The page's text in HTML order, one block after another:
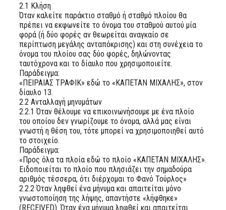
2.1 Κλήση
Όταν καλείτε παράκτιο σταθμό ή σταθμό πλοίου θα
πρέπει να εκφωνείτε το όνομα του σταθμού αυτού μία
φορά (ή δύο φορές αν θεωρείται αναγκαίο σε
περίπτωση μεγάλης ανταπόκρισης) και στη συνέχεια το
όνομα του πλοίου σας δύο φορές, δηλώνοντας
ταυτόχρονα και το δίαυλο που χρησιμοποιείτε.
Παράδειγμα:
«ΠΕΙΡΑΙΑΣ ΤΡΑΦΙΚ» εδώ το «ΚΑΠΕΤΑΝ ΜΙΧΑΛΗΣ», στον
δίαυλο 13.
2.2 Ανταλλαγή μηνυμάτων
2.2.1 Όταν θέλουμε να επικοινωνήσουμε με ένα πλοίο
του οποίου δεν γνωρίζουμε το όνομα, αλλά μας είναι
γνωστή η θέση του, τότε μπορεί να χρησιμοποιηθεί αυτό
το στοιχείο.
Παράδειγμα:
«Προς όλα τα πλοία εδώ το πλοίο «ΚΑΠΕΤΑΝ ΜΙΧΑΛΗΣ».
Ειδοποιείται το πλοίο που πλησιάζει την σημαδούρα
αριθμός τέσσερα, ότι διέρχομαι το Φανό Τούρλος»
2.2.2 Όταν ληφθεί ένα μήνυμα και απαιτείται μόνο
γνωστοποίηση της λήψης, απαντήστε «λήφθηκε»
(RECEIVED). Όταν ένα μήνυμα ληφθεί και απαιτείται